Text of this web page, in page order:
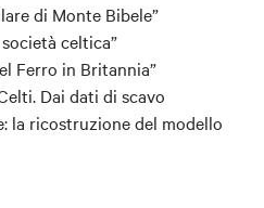
di Monte Bibele”
celtica”
Ferro in Britannia”
Dai dati di scavo
la ricostruzione del modello